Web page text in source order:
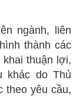
ngành, liên
thành các
thuận lợi,
khác do Thủ
theo yêu cầu,